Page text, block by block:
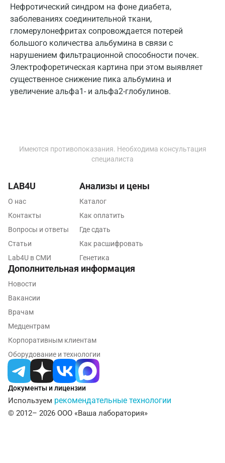
Нефротический синдром на фоне диабета,
заболеваниях соединительной ткани,
гломерулонефритах сопровождается потерей
большого количества альбумина в связи с
нарушением фильтрационной способности почек.
Электрофоретическая картина при этом выявляет
существенное снижение пика альбумина и
увеличение альфа1- и альфа2-глобулинов.
Владимир
Волгоград
Волжский
Вологда
Воронеж
Геленджик
Дзержинский
Дмитров
Домодедово
Звенигород
Иваново
Ивантеевка
Ижевск
Имеются противопоказания. Необходима консультация
специалиста
Документы и лицензии
Используем рекомендательные технологии
© 2012– 2026 ООО «Ваша лаборатория»
LAB4U
О нас
Контакты
Вопросы и ответы
Статьи
Lab4U в СМИ
Анализы и цены
Каталог
Как оплатить
Где сдать
Как расшифровать
Генетика
Дополнительная информация
Новости
Вакансии
Врачам
Медцентрам
Корпоративным клиентам
Оборудование и технологии